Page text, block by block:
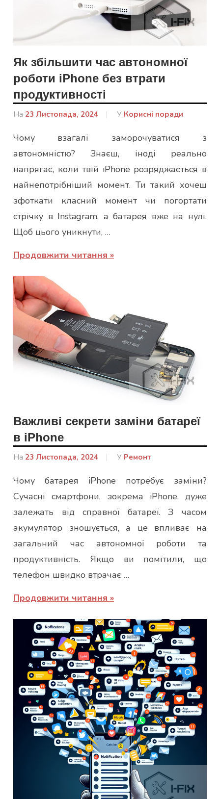
Як збільшити час автономної
роботи iPhone без втрати
продуктивності
На 23 Листопада, 2024
Від
У Корисні поради
Чому взагалі заморочуватися з
автономністю? Знаєш, іноді реально
напрягає, коли твій iPhone розряджається в
найнепотрібніший момент. Ти такий хочеш
зфоткати класний момент чи погортати
стрічку в Instagram, а батарея вже на нулі.
Щоб цього уникнути, …
Продовжити читання
Важливі секрети заміни батареї
в iPhone
На 23 Листопада, 2024
Від
У Ремонт
Чому батарея iPhone потребує заміни?
Сучасні смартфони, зокрема iPhone, дуже
залежать від справної батареї. З часом
акумулятор зношується, а це впливає на
загальний час автономної роботи та
продуктивність. Якщо ви помітили, що
телефон швидко втрачає …
Продовжити читання